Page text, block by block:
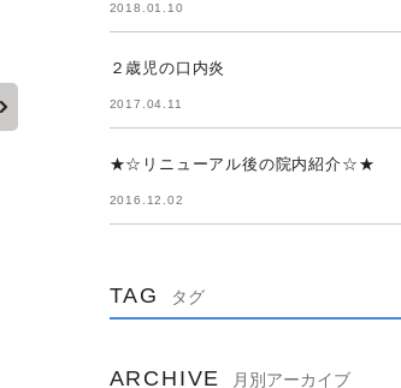
2018.01.10
２歳児の口内炎
2017.04.11
★☆リニューアル後の院内紹介☆★
2016.12.02
TAG タグ
ARCHIVE 月別アーカイブ